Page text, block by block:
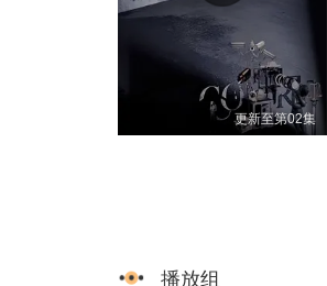
更新至第02集
播放组